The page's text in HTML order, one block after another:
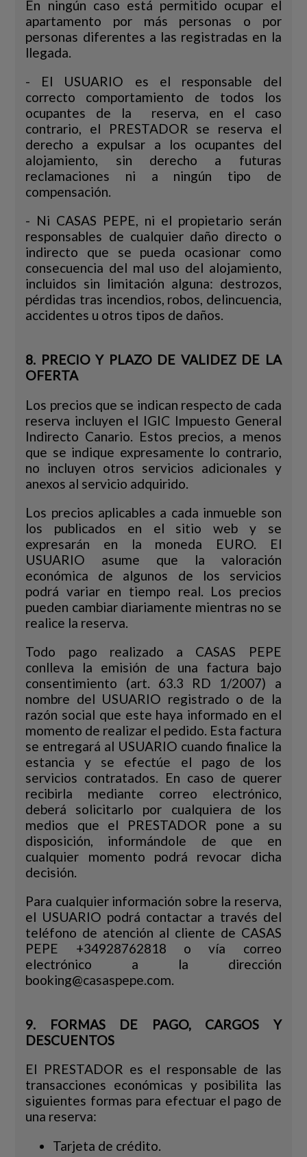
En ningún caso está permitido ocupar el
apartamento por más personas o por
personas diferentes a las registradas en la
llegada.
- El USUARIO es el responsable del
correcto comportamiento de todos los
ocupantes de la reserva, en el caso
contrario, el PRESTADOR se reserva el
derecho a expulsar a los ocupantes del
alojamiento, sin derecho a futuras
reclamaciones ni a ningún tipo de
compensación.
- Ni CASAS PEPE, ni el propietario serán
responsables de cualquier daño directo o
indirecto que se pueda ocasionar como
consecuencia del mal uso del alojamiento,
incluidos sin limitación alguna: destrozos,
pérdidas tras incendios, robos, delincuencia,
accidentes u otros tipos de daños.
8. PRECIO Y PLAZO DE VALIDEZ DE LA
OFERTA
Los precios que se indican respecto de cada
reserva incluyen el IGIC Impuesto General
Indirecto Canario. Estos precios, a menos
que se indique expresamente lo contrario,
no incluyen otros servicios adicionales y
anexos al servicio adquirido.
Los precios aplicables a cada inmueble son
los publicados en el sitio web y se
expresarán en la moneda EURO. El
USUARIO asume que la valoración
económica de algunos de los servicios
podrá variar en tiempo real. Los precios
pueden cambiar diariamente mientras no se
realice la reserva.
Todo pago realizado a CASAS PEPE
conlleva la emisión de una factura bajo
consentimiento (art. 63.3 RD 1/2007) a
nombre del USUARIO registrado o de la
razón social que este haya informado en el
momento de realizar el pedido. Esta factura
se entregará al USUARIO cuando finalice la
estancia y se efectúe el pago de los
servicios contratados. En caso de querer
recibirla mediante correo electrónico,
deberá solicitarlo por cualquiera de los
medios que el PRESTADOR pone a su
disposición, informándole de que en
cualquier momento podrá revocar dicha
decisión.
Para cualquier información sobre la reserva,
el USUARIO podrá contactar a través del
teléfono de atención al cliente de CASAS
PEPE +34928762818 o vía correo
electrónico a la dirección
booking@casaspepe.com.
9. FORMAS DE PAGO, CARGOS Y
DESCUENTOS
El PRESTADOR es el responsable de las
transacciones económicas y posibilita las
siguientes formas para efectuar el pago de
una reserva:
Tarjeta de crédito.